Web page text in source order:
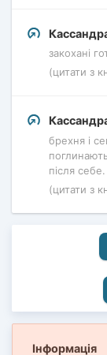
закохані
(цитати з
брехня і
після себе.
(цитати з
Інформація